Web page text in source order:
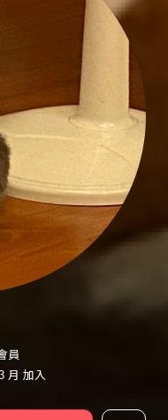
員
月 加入